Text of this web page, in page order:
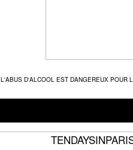
L'ABUS D'ALCOOL EST DANGEREUX POUR